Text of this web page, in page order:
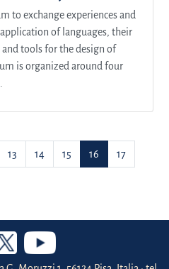
to exchange experiences and
of languages, their
tools for the design of
is organized around four
13 14 15 16 17